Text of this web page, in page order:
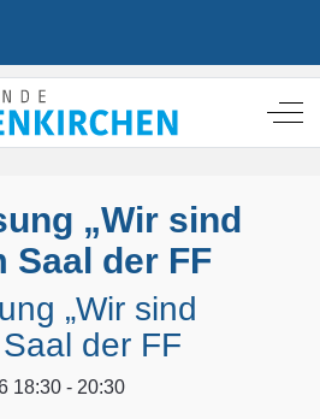
Off-
„Wir sind
Saal der FF
„Wir sind
der FF
18:30 - 20:30